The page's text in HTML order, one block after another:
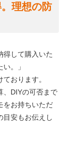
理想の防
得して購入いた
。」
おります。
、DIYの可否まで
をお持ちいただ
目安もお伝えし